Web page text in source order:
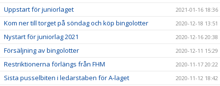
Uppstart för juniorlaget 2021-01-16 18:36
Kom ner till torget på söndag och köp bingolotter 2020-12-18 13:51
Nystart för juniorlag 2021 2020-12-16 20:38
Försäljning av bingolotter 2020-12-11 15:29
Restriktionerna förlängs från FHM 2020-11-17 20:22
Sista pusselbiten i ledarstaben för A-laget 2020-11-12 18:42